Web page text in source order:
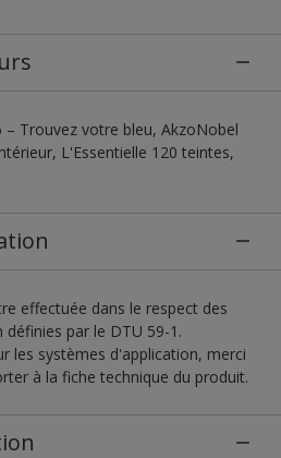
– Trouvez votre bleu, AkzoNobel
L'Essentielle 120 teintes,
effectuée dans le respect des
par le DTU 59-1.
les systèmes d'application, merci
à la fiche technique du produit.